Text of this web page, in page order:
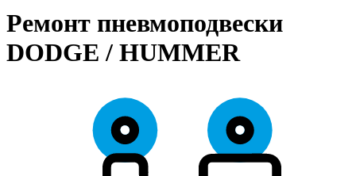
Ремонт пневмоподвески
DODGE / HUMMER